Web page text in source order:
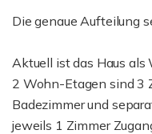
Die genaue Aufteilung
Aktuell ist das Haus als
2 Wohn-Etagen sind 3
Badezimmer und
jeweils 1 Zimmer